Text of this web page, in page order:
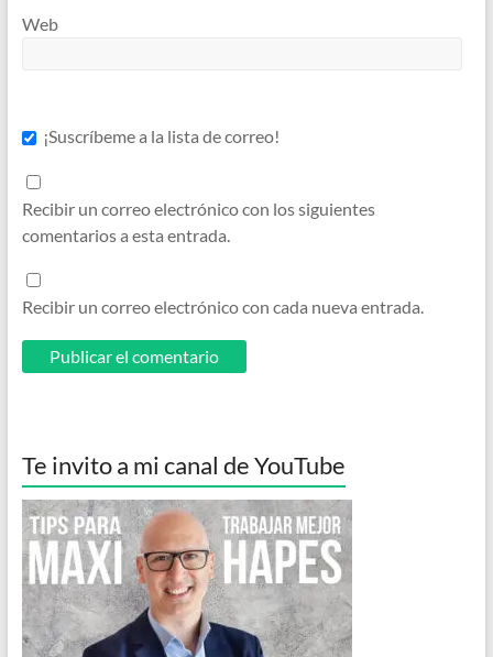
Web
¡Suscríbeme a la lista de correo!
Recibir un correo electrónico con los siguientes
comentarios a esta entrada.
Recibir un correo electrónico con cada nueva entrada.
Te invito a mi canal de YouTube